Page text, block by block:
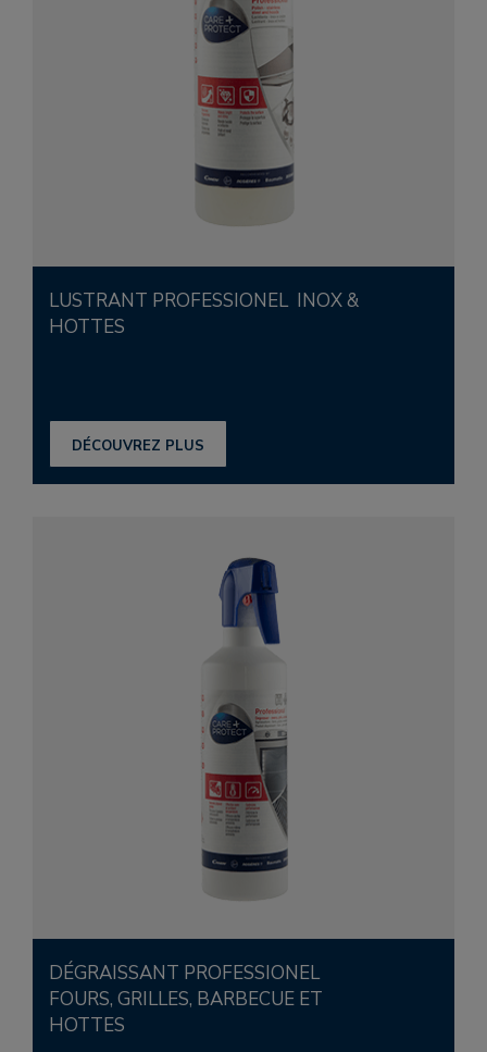
LUSTRANT PROFESSIONEL INOX &
HOTTES
DÉCOUVREZ PLUS
DÉGRAISSANT PROFESSIONEL
FOURS, GRILLES, BARBECUE ET
HOTTES